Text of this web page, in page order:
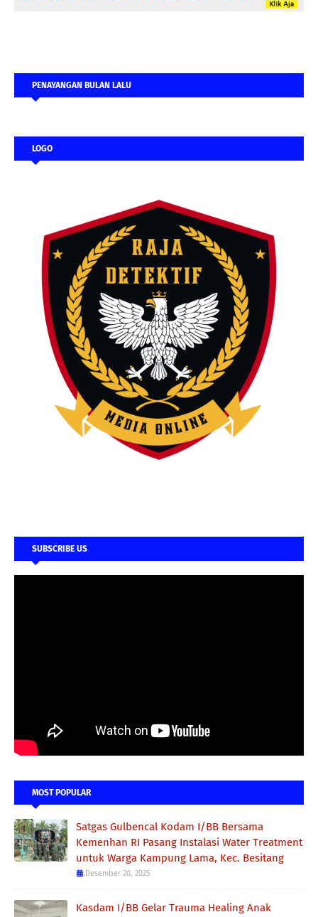
PENAYANGAN BULAN LALU
LOGO
SUBSCRIBE US
MOST POPULAR
Satgas Gulbencal Kodam I/BB Bersama
Kemenhan RI Pasang Instalasi Water Treatment
untuk Warga Kampung Lama, Kec. Besitang
Desember 20, 2025
Kasdam I/BB Gelar Trauma Healing Anak